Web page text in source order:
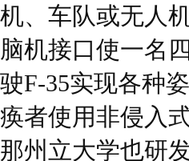
机、车队或无人
脑机接口使一名
驶F-35实现各种
痪者使用非侵入
那州立大学也研